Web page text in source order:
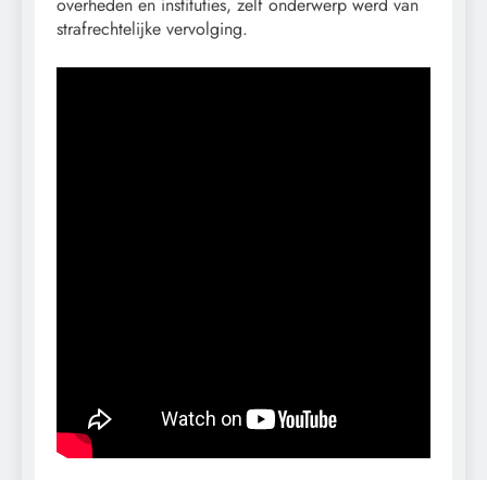
overheden en instituties, zelf onderwerp werd van
strafrechtelijke vervolging.